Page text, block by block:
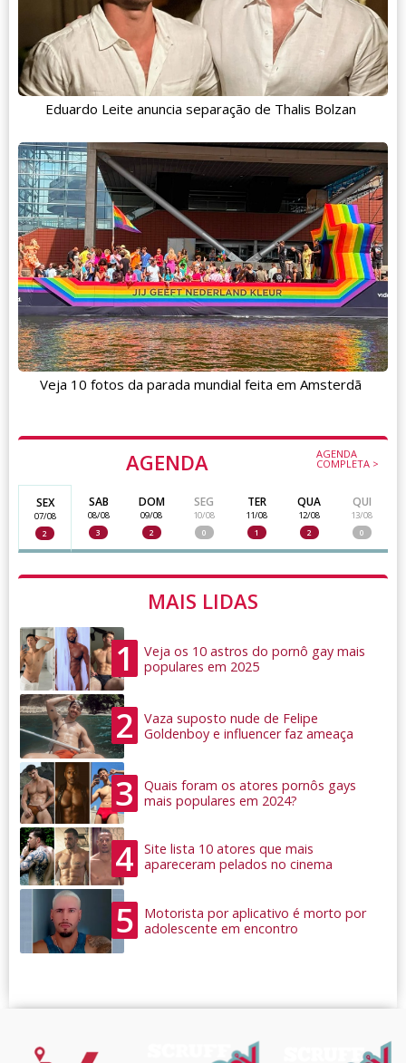
AGENDA AGENDA
COMPLETA >
SEX
07/08
2
SAB
08/08
3
DOM
09/08
2
SEG
10/08
0
TER
11/08
1
QUA
12/08
2
QUI
13/08
0
MAIS LIDAS
1
Veja os 10 astros do pornô gay mais
populares em 2025
2
Vaza suposto nude de Felipe
Goldenboy e influencer faz ameaça
3
Quais foram os atores pornôs gays
mais populares em 2024?
4
Site lista 10 atores que mais
apareceram pelados no cinema
5
Motorista por aplicativo é morto por
adolescente em encontro
Eduardo Leite anuncia separação de Thalis Bolzan
Veja 10 fotos da parada mundial feita em Amsterdã